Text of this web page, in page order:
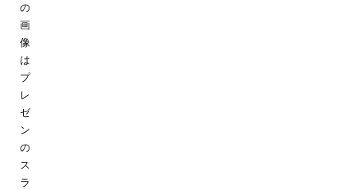
の
画
像
は
プ
レ
ゼ
ン
の
ス
ラ